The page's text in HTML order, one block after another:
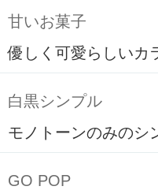
甘いお菓子
優しく可愛らしいカ
白黒シンプル
モノトーンのみのシ
GO POP